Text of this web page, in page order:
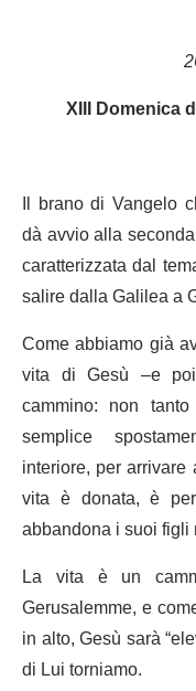
XIII Domenica
Il brano di Vangelo
dà avvio alla
caratterizzata dal
salire dalla Galilea a
Come abbiamo già
vita di Gesù –e
cammino: non
semplice
interiore, per
vita è donata, è
abbandona i suoi
La vita è un
Gerusalemme, e
in alto, Gesù sarà
di Lui torniamo.